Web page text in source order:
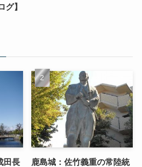
グ】
田長
鹿島城：佐竹義重の常陸統